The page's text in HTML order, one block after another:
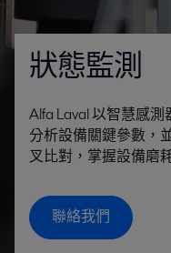
狀態監測
Alfa Laval 以智慧感
分析設備關鍵參數，
叉比對，掌握設備磨
聯絡我們